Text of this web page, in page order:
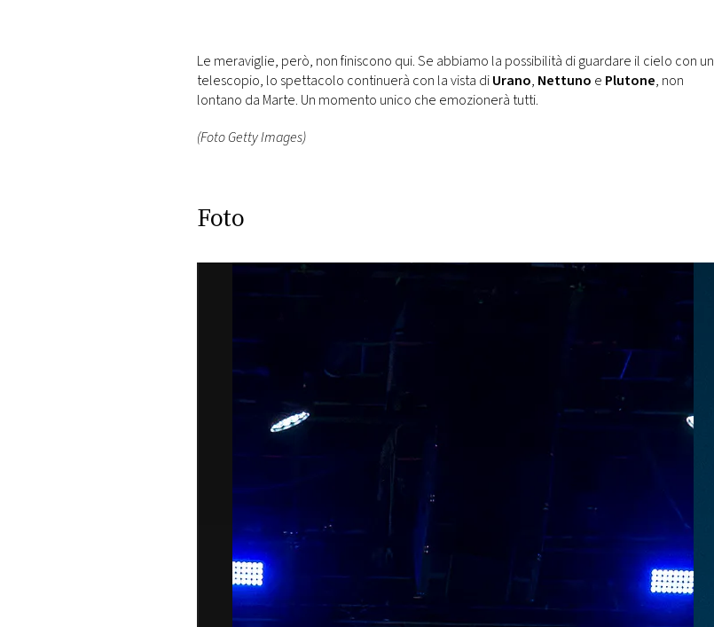
Le meraviglie, però, non finiscono qui. Se abbiamo la possibilità di guardare il cielo con un
telescopio, lo spettacolo continuerà con la vista diUrano, Nettuno e Plutone, non
lontano da Marte. Un momento unico che emozionerà tutti.
(Foto Getty Images)
Foto